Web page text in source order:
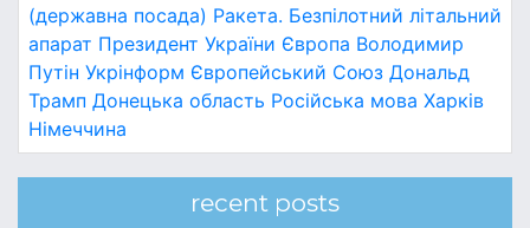
(державна посада) Ракета. Безпілотний літальний
апарат Президент України Європа Володимир
Путін Укрінформ Європейський Союз Дональд
Трамп Донецька область Російська мова Харків
Німеччина
recent posts